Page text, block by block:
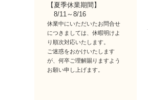
【夏季休業期間】
8/11～8/16
休業中にいただいたお問合せ
につきましては、休暇明けよ
り順次対応いたします。
ご迷惑をおかけいたします
が、何卒ご理解賜りますよう
お願い申し上げます。